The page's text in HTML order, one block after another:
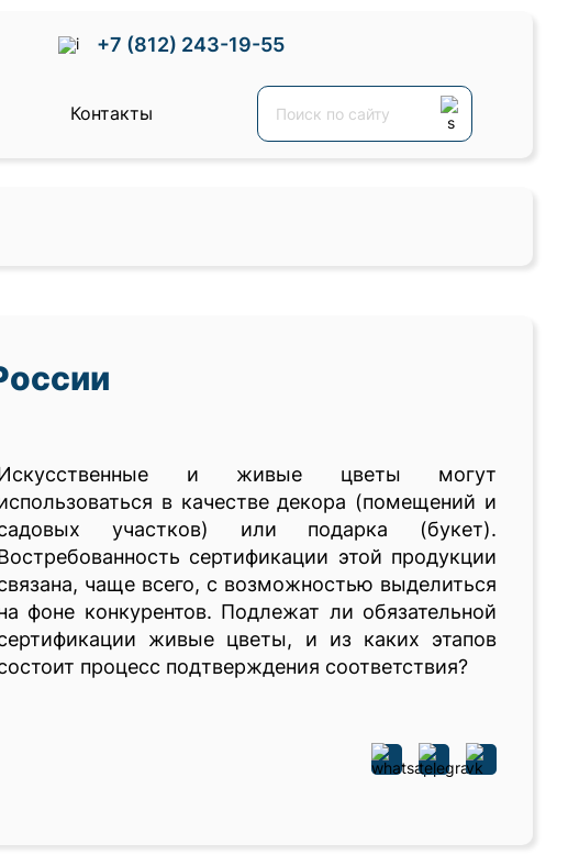
+7 (812) 243-19-55
Контакты
и живые цветы могут
в качестве декора (помещений и
участков) или подарка (букет).
сертификации этой продукции
чаще всего, с возможностью выделиться
фоне конкурентов. Подлежат ли обязательной
живые цветы, и из каких этапов
процесс подтверждения соответствия?